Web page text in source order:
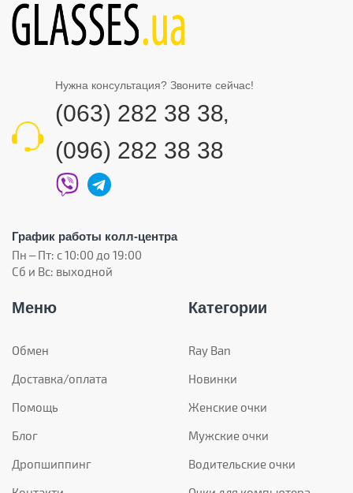
Нужна консультация? Звоните сейчас!
(063) 282 38 38,
(096) 282 38 38
График работы колл-центра
Пн – Пт: с 10:00 до 19:00
Сб и Вс: выходной
Меню
Обмен
Доставка/оплата
Помощь
Блог
Дропшиппинг
Категории
Ray Ban
Новинки
Женские очки
Мужские очки
Водительские очки